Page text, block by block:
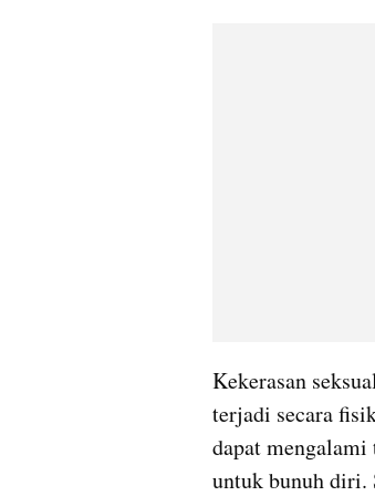
Kekerasan
terjadi secara
dapat
untuk bunuh diri.